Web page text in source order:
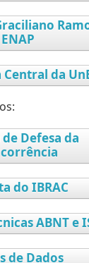
ENAP
da
Defesa da
do IBRAC
ABNT e
de Dados